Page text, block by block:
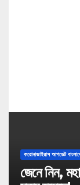
করোনাভাইরাস আপডেট
জেনে নিন,